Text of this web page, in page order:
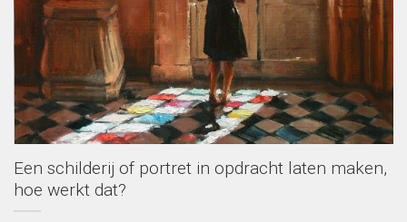
Een schilderij of portret in opdracht laten maken,
hoe werkt dat?